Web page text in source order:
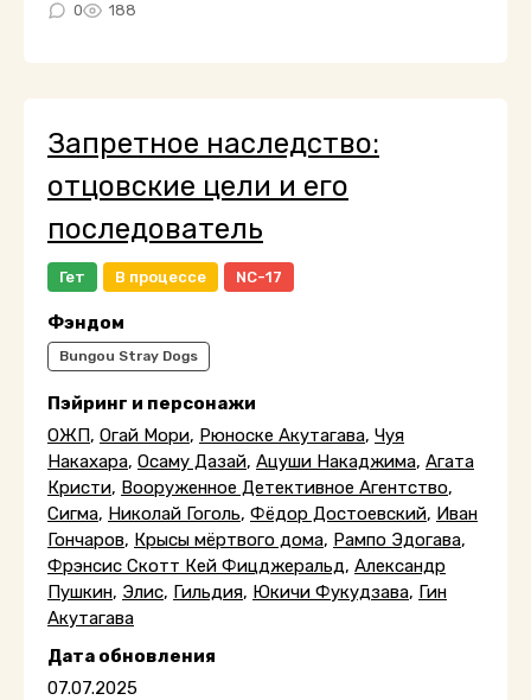
0 188
Запретное наследство:
отцовские цели и его
последователь
Гет В процессе NC-17
Фэндом
Bungou Stray Dogs
Пэйринг и персонажи
ОЖП, Огай Мори, Рюноске Акутагава, Чуя
Накахара, Осаму Дазай, Ацуши Накаджима, Агата
Кристи, Вооруженное Детективное Агентство,
Сигма, Николай Гоголь, Фёдор Достоевский, Иван
Гончаров, Крысы мёртвого дома, Рампо Эдогава,
Фрэнсис Скотт Кей Фицджеральд, Александр
Пушкин, Элис, Гильдия, Юкичи Фукудзава, Гин
Акутагава
Дата обновления
07.07.2025